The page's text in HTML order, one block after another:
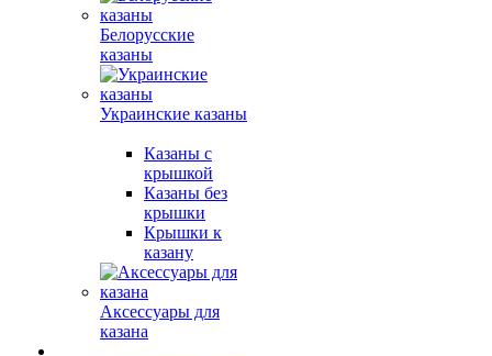
Белорусские
казаны
Украинские казаны
Казаны с
крышкой
Казаны без
крышки
Крышки к
казану
Аксессуары для
казана